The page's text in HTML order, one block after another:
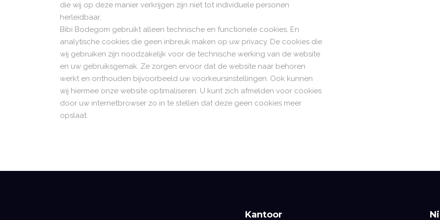
die wij op deze manier verkrijgen zijn niet tot individuele personen
herleidbaar.
Bibi Bodegom gebruikt alleen technische en functionele cookies. En
analytische cookies die geen inbreuk maken op uw privacy. De cookies die
wij gebruiken zijn noodzakelijk voor de technische werking van de website
en uw gebruiksgemak. Ze zorgen ervoor dat de website naar behoren
werkt en onthouden bijvoorbeeld uw voorkeursinstellingen. Ook kunnen
wij hiermee onze website optimaliseren. U kunt zich afmelden voor cookies
door uw internetbrowser zo in te stellen dat deze geen cookies meer
opslaat.
Kantoor